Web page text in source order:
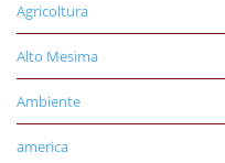
Agricoltura
Alto Mesima
Ambiente
america